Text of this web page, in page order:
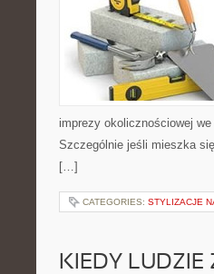
imprezy okolicznościowej
Szczególnie jeśli mieszka
[…]
CATEGORIES: STYLIZACJE
KIEDY LUDZIE